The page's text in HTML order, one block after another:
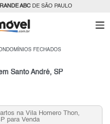
ABC DE SÃO PAULO
FECHADOS
Santo André, SP
Homero Thon,